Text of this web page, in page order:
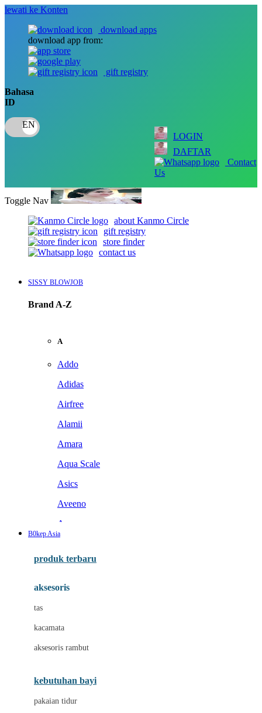
lewati ke Konten
download apps
download app from:
gift registry
Bahasa
ID
LOGIN
DAFTAR
Contact
Us
Toggle Nav
about Kanmo Circle
gift registry
store finder
contact us
SISSY BLOWJOB
Brand A-Z
A
Addo
Adidas
Airfree
Alamii
Amara
Aqua Scale
Asics
Aveeno
Awan
Baabaasheepz
Baby Dove
Baby Jogger
B0kep Asia
produk terbaru
aksesoris
tas
kacamata
aksesoris rambut
kebutuhan bayi
pakaian tidur